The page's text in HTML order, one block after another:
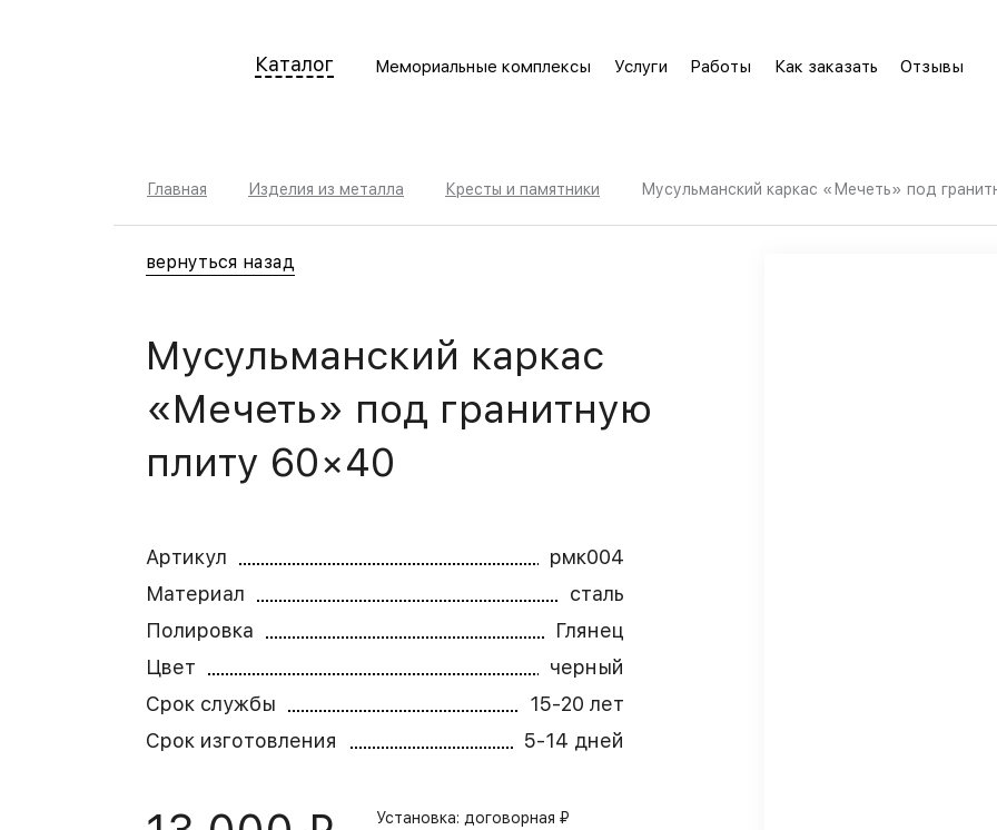
Каталог Мемориальные комплексы Услуги Работы Как заказать Отзывы
Главная Изделия из металла Кресты и памятники Мусульманский каркас «Мечеть» под
вернуться назад
Мусульманский каркас
«Мечеть» под гранитную
плиту 60×40
Артикул
рмк004
Материал
сталь
Полировка
Глянец
Цвет
черный
Срок службы
15-20 лет
Срок изготовления
5-14 дней
Установка: договорная ₽